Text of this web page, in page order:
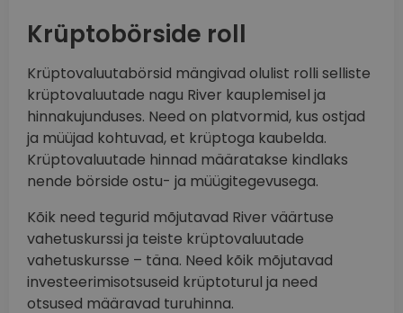
Krüptobörside roll
Krüptovaluutabörsid mängivad olulist rolli selliste
krüptovaluutade nagu River kauplemisel ja
hinnakujunduses. Need on platvormid, kus ostjad
ja müüjad kohtuvad, et krüptoga kaubelda.
Krüptovaluutade hinnad määratakse kindlaks
nende börside ostu- ja müügitegevusega.
Kõik need tegurid mõjutavad River väärtuse
vahetuskurssi ja teiste krüptovaluutade
vahetuskursse – täna. Need kõik mõjutavad
investeerimisotsuseid krüptoturul ja need
otsused määravad turuhinna.